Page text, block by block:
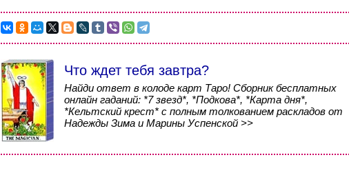
Что ждет тебя завтра?
Найди ответ в колоде карт Таро! Сборник бесплатных
онлайн гаданий: *7 звезд*, *Подкова*, *Карта дня*,
*Кельтский крест* с полным толкованием раскладов от
Надежды Зима и Марины Успенской >>